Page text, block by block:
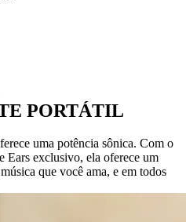
PORTÁTIL
uma potência sônica. Com o
Ears exclusivo, ela oferece um
que você ama, e em todos